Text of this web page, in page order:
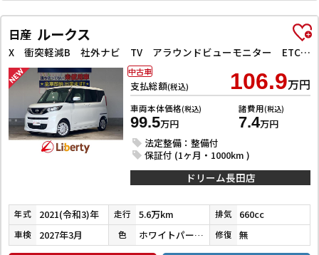
日産 ルークス
X 衝突軽減B 社外ナビ TV アラウンドビューモニター ETC 左パワースライドドア スマートキー プッシュスタート アイドリングストップ ステアリングスイッチ タッチパネルオートエアコン
支払総額(税込) 106.9万円
車両本体価格(税込)
99.5万円
諸費用(税込)
7.4万円
法定整備：整備付
保証付 (1ヶ月・1000km )
中古車
ドリーム長田店
年式 2021(令和3)年 走行 5.6万km 排気 660cc
車検 2027年3月 色 ホワイトパール３コートパール 修復 無